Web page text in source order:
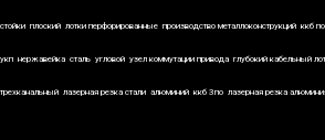
стойки плоский лотки перфорированные производство металлоконструкций ккб по
укп нержавейка сталь угловой узел коммутации привода глубокий кабельный
трехканальный лазерная резка стали алюминий ккб 3по лазерная резка